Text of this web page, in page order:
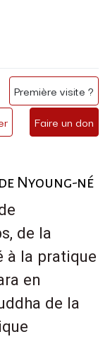
Faire un don
Première visite ?
Nyoung-né
de la
à la pratique
en
de la